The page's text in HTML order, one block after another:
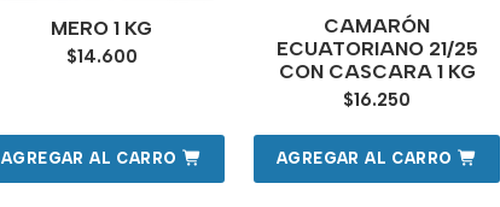
MERO 1 KG
$14.600
AGREGAR AL CARRO
CAMARÓN
ECUATORIANO 21/25
CON CASCARA 1 KG
$16.250
AGREGAR AL CARRO